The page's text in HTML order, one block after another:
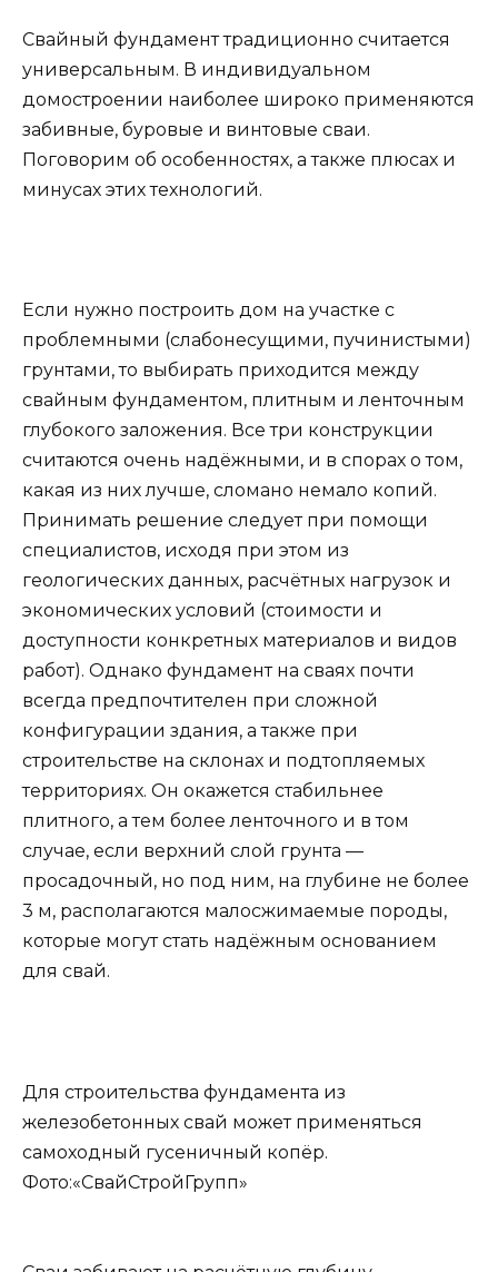
Свайный фундамент традиционно считается
универсальным. В индивидуальном
домостроении наиболее широко применяются
забивные, буровые и винтовые сваи.
Поговорим об особенностях, а также плюсах и
минусах этих технологий.
Если нужно построить дом на участке с
проблемными (слабонесущими, пучинистыми)
грунтами, то выбирать приходится между
свайным фундаментом, плитным и ленточным
глубокого заложения. Все три конструкции
считаются очень надёжными, и в спорах о том,
какая из них лучше, сломано немало копий.
Принимать решение следует при помощи
специалистов, исходя при этом из
геологических данных, расчётных нагрузок и
экономических условий (стоимости и
доступности конкретных материалов и видов
работ). Однако фундамент на сваях почти
всегда предпочтителен при сложной
конфигурации здания, а также при
строительстве на склонах и подтопляемых
территориях. Он окажется стабильнее
плитного, а тем более ленточного и в том
случае, если верхний слой грунта —
просадочный, но под ним, на глубине не более
3 м, располагаются малосжимаемые породы,
которые могут стать надёжным основанием
для свай.
Для строительства фундамента из
железобетонных свай может применяться
самоходный гусеничный копёр.
Фото:«СвайСтройГрупп»